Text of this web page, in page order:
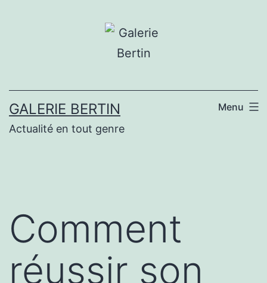
GALERIE BERTIN
Actualité en tout genre
Menu
Comment
réussir son